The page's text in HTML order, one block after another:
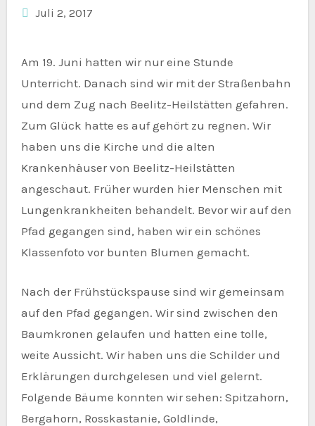
Juli 2, 2017
Am 19. Juni hatten wir nur eine Stunde
Unterricht. Danach sind wir mit der Straßenbahn
und dem Zug nach Beelitz-Heilstätten gefahren.
Zum Glück hatte es auf gehört zu regnen. Wir
haben uns die Kirche und die alten
Krankenhäuser von Beelitz-Heilstätten
angeschaut. Früher wurden hier Menschen mit
Lungenkrankheiten behandelt. Bevor wir auf den
Pfad gegangen sind, haben wir ein schönes
Klassenfoto vor bunten Blumen gemacht.
Nach der Frühstückspause sind wir gemeinsam
auf den Pfad gegangen. Wir sind zwischen den
Baumkronen gelaufen und hatten eine tolle,
weite Aussicht. Wir haben uns die Schilder und
Erklärungen durchgelesen und viel gelernt.
Folgende Bäume konnten wir sehen: Spitzahorn,
Bergahorn, Rosskastanie, Goldlinde,